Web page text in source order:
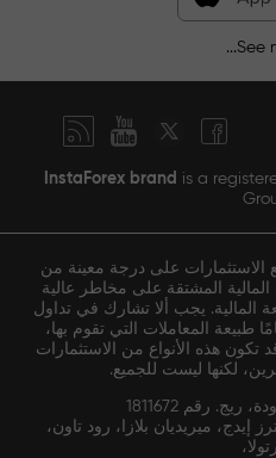
See
InstaForex brand is a
الاستثمارات على درجة معينة من
المشتقة على مخاطر عالية
المالية. يجب ألا تشارك في تداول
طبيعة المعاملات التي تقوم بها،
هذه الأنواع من الاستثمارات
لكنها ليست للجميع.
رقم 1811672
إيدج، ميريديان بلازا، رود تاون،